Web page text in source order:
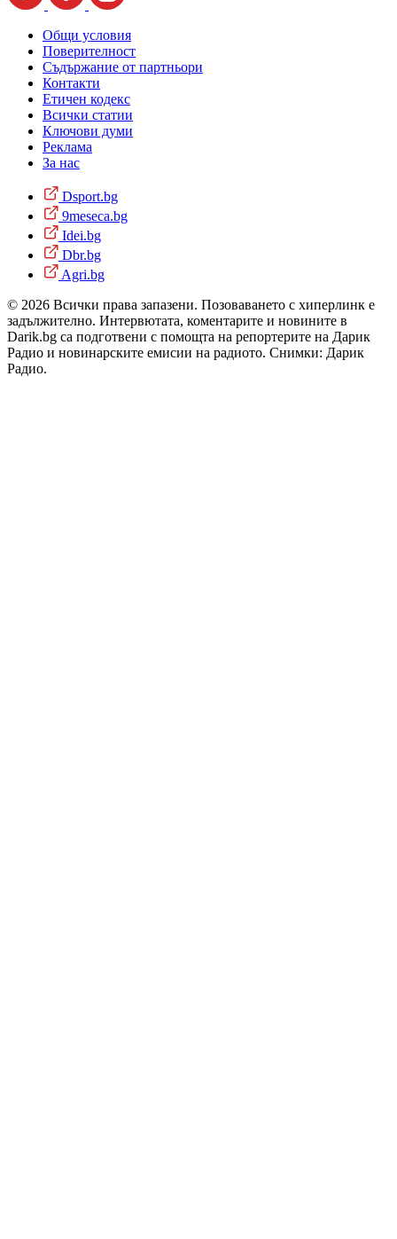
Общи условия
Поверителност
Съдържание от партньори
Контакти
Етичен кодекс
Всички статии
Ключови думи
Реклама
За нас
Dsport.bg
9meseca.bg
Idei.bg
Dbr.bg
Agri.bg
© 2026 Всички права запазени. Позоваването с хиперлинк е
задължително. Интервютата, коментарите и новините в
Darik.bg са подготвени с помощта на репортерите на Дарик
Радио и новинарските емисии на радиото. Снимки: Дарик
Радио.